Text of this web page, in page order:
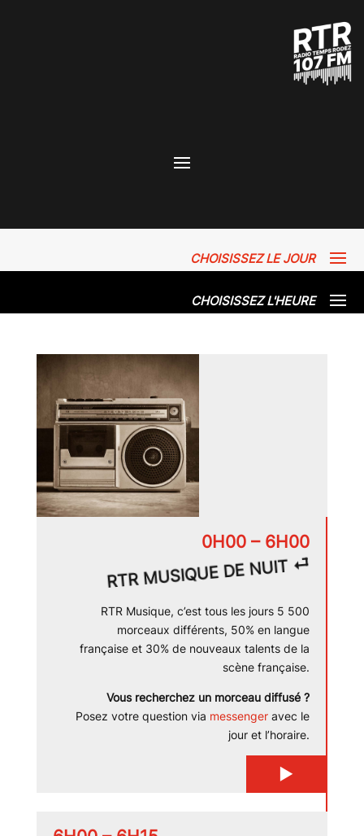
0H00 – 6H00
RTR MUSIQUE DE NUIT ⏎
RTR Musique, c’est tous les jours 5 500
morceaux différents, 50% en langue
française et 30% de nouveaux talents de la
scène française.
Vous recherchez un morceau diffusé ?
Posez votre question via messenger avec le
jour et l’horaire.
▶